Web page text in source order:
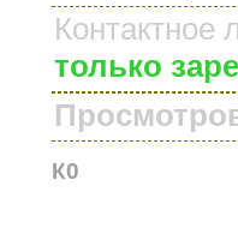
Контактное
только
К0